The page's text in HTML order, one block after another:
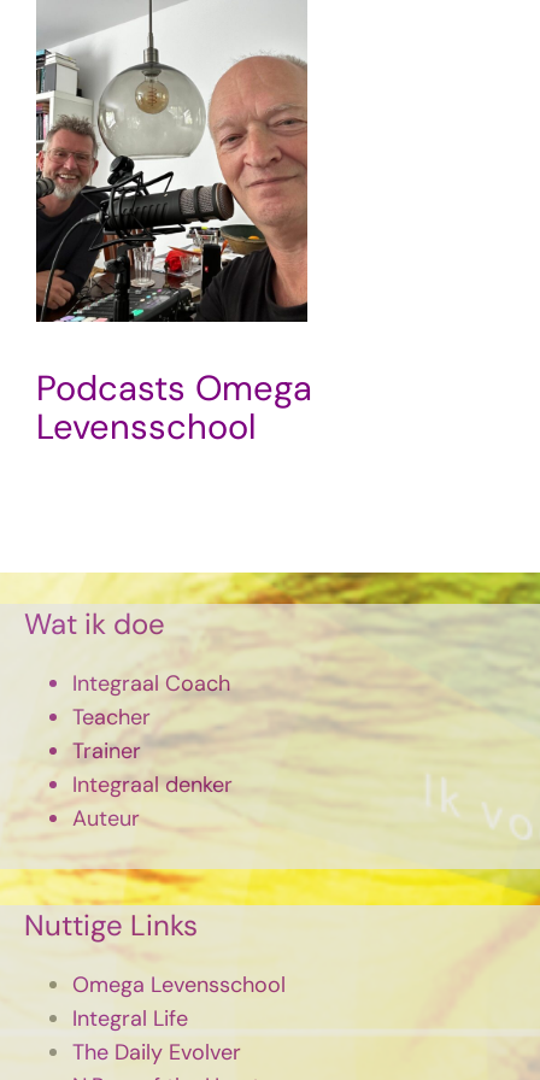
Podcasts Omega
Levensschool
Wat ik doe
Integraal Coach
Teacher
Trainer
Integraal denker
Auteur
Nuttige Links
Omega Levensschool
Integral Life
The Daily Evolver